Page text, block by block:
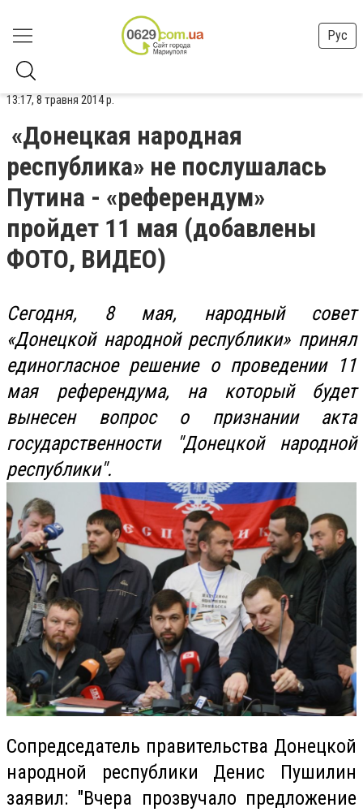
Рус
13:17, 8 травня 2014 р.
«Донецкая народная
республика» не послушалась
Путина - «референдум»
пройдет 11 мая (добавлены
ФОТО, ВИДЕО)
Сегодня, 8 мая, народный совет
«Донецкой народной республики» принял
единогласное решение о проведении 11
мая референдума, на который будет
вынесен вопрос о признании акта
государственности "Донецкой народной
республики".
Сопредседатель правительства Донецкой
народной республики Денис Пушилин
заявил: "Вчера прозвучало предложение